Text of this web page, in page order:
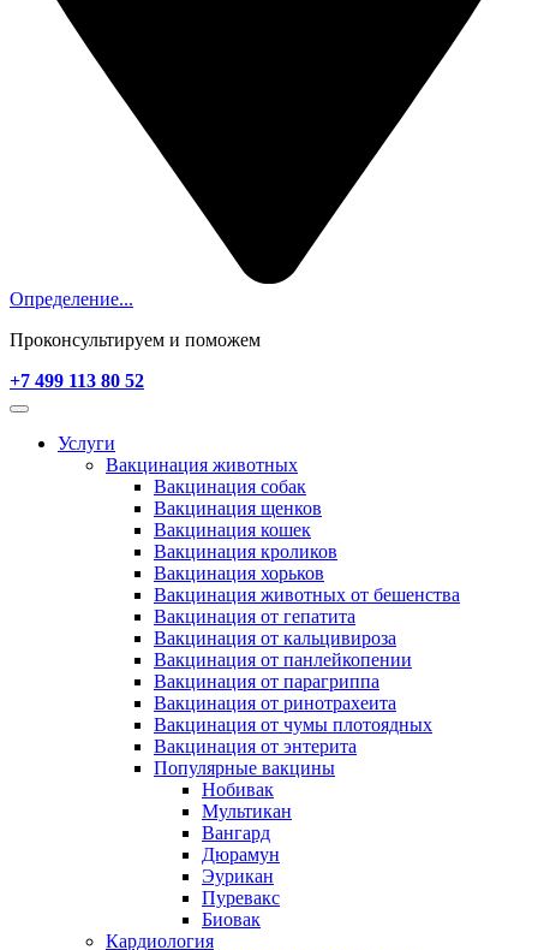
Определение...
Проконсультируем и поможем
+7 499 113 80 52
Услуги
Вакцинация животных
Вакцинация собак
Вакцинация щенков
Вакцинация кошек
Вакцинация кроликов
Вакцинация хорьков
Вакцинация животных от бешенства
Вакцинация от гепатита
Вакцинация от кальцивироза
Вакцинация от панлейкопении
Вакцинация от парагриппа
Вакцинация от ринотрахеита
Вакцинация от чумы плотоядных
Вакцинация от энтерита
Популярные вакцины
Нобивак
Мультикан
Вангард
Дюрамун
Эурикан
Пуревакс
Биовак
Кардиология